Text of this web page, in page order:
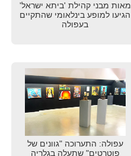
מאות מבני קהילת 'ביתא ישראל'
הגיעו למופע בינלאומי שהתקיים
בעפולה
עפולה: התערוכה "גוונים של
פוטרטים" שתעלה בגלריה